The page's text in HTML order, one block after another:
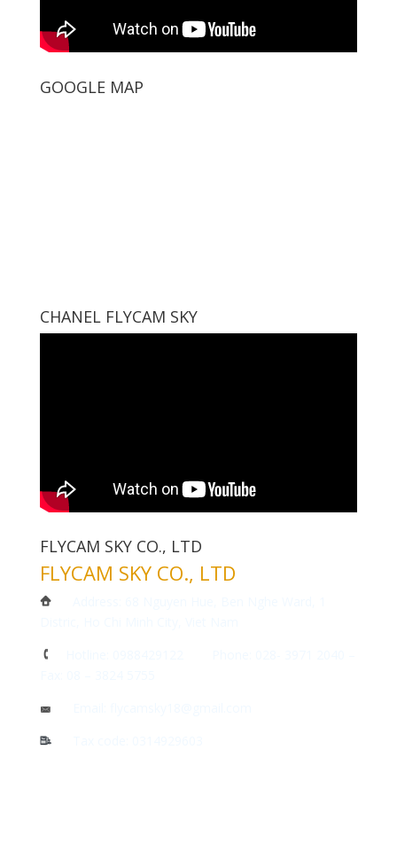
GOOGLE MAP
CHANEL FLYCAM SKY
FLYCAM SKY CO., LTD
FLYCAM SKY CO., LTD
Address: 68 Nguyen Hue, Ben Nghe Ward, 1
Tax code: 0314929603